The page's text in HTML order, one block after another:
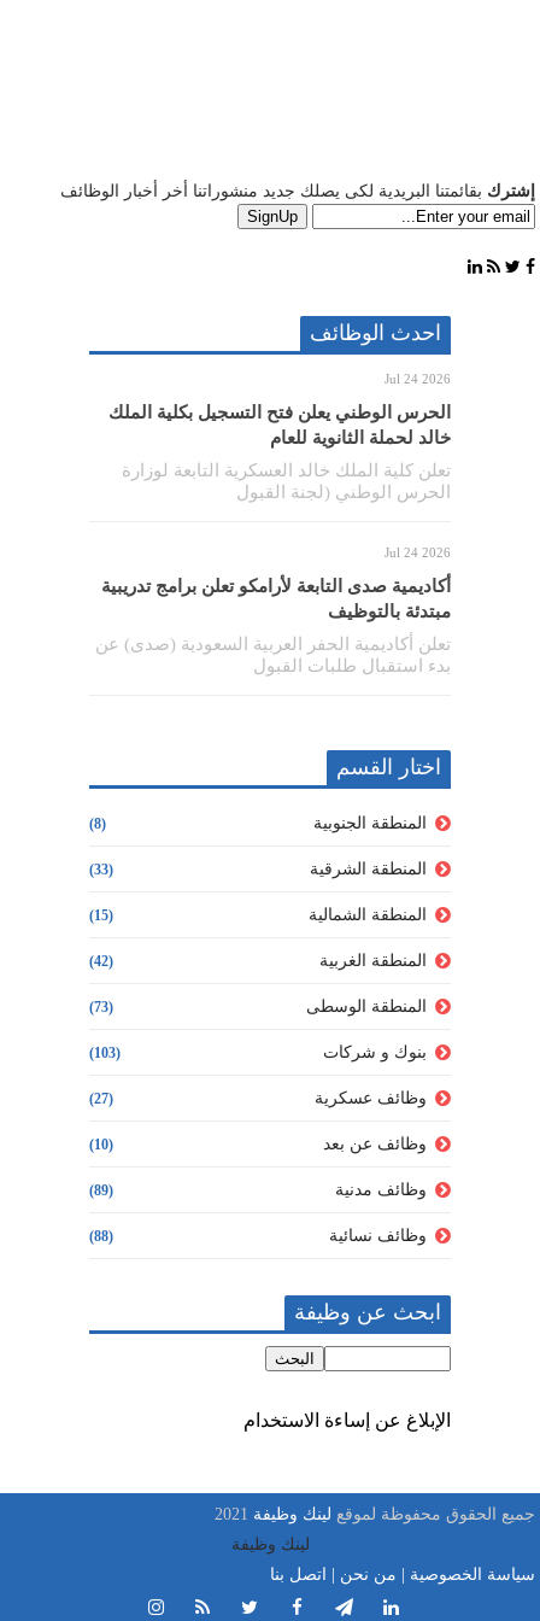
إشترك بقائمتنا البريدية لكى يصلك جديد منشوراتنا أخر أخبار الوظائف
احدث الوظائف
Jul 24 2026
الحرس الوطني يعلن فتح التسجيل بكلية الملك
خالد لحملة الثانوية للعام
تعلن كلية الملك خالد العسكرية التابعة لوزارة
الحرس الوطني (لجنة القبول
Jul 24 2026
أكاديمية صدى التابعة لأرامكو تعلن برامج تدريبية
مبتدئة بالتوظيف
تعلن أكاديمية الحفر العربية السعودية (صدى) عن
بدء استقبال طلبات القبول
اختار القسم
المنطقة الجنوبية (8)
المنطقة الشرقية (33)
المنطقة الشمالية (15)
المنطقة الغربية (42)
المنطقة الوسطى (73)
بنوك و شركات (103)
وظائف عسكرية (27)
وظائف عن بعد (10)
وظائف مدنية (89)
وظائف نسائية (88)
ابحث عن وظيفة
الإبلاغ عن إساءة الاستخدام
جميع الحقوق محفوظة لموقع لينك وظيفة
لينك وظيفة
سياسة الخصوصية
من نحن اتصل بنا